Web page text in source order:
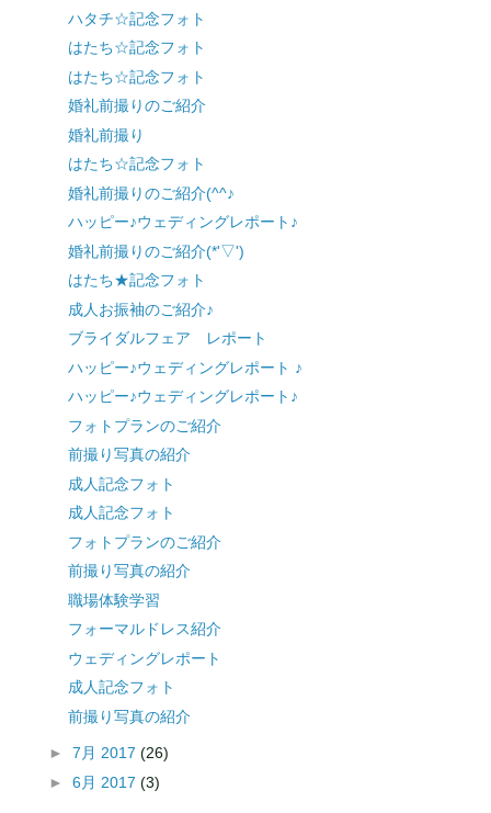
ハタチ☆記念フォト
はたち☆記念フォト
はたち☆記念フォト
婚礼前撮りのご紹介
婚礼前撮り
はたち☆記念フォト
婚礼前撮りのご紹介(^^♪
ハッピー♪ウェディングレポート♪
婚礼前撮りのご紹介(*'▽')
はたち★記念フォト
成人お振袖のご紹介♪
ブライダルフェア レポート
ハッピー♪ウェディングレポート ♪
ハッピー♪ウェディングレポート♪
フォトプランのご紹介
前撮り写真の紹介
成人記念フォト
成人記念フォト
フォトプランのご紹介
前撮り写真の紹介
職場体験学習
フォーマルドレス紹介
ウェディングレポート
成人記念フォト
前撮り写真の紹介
► 7月 2017 (26)
► 6月 2017 (3)